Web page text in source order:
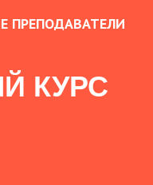
ПРЕПОДАВАТЕЛИ
КУРС